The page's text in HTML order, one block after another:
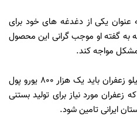
عنوان یکی از دغدغه های خود برای
به گفته او موجب گرانی این محصول
مواجه کند.
اولاف هون با بیان اینکه برای هر کیلو زعفران باید یک هزار 800 یورو پول
زعفران مورد نیاز برای تولید بستنی
ایرانی تامین شود.